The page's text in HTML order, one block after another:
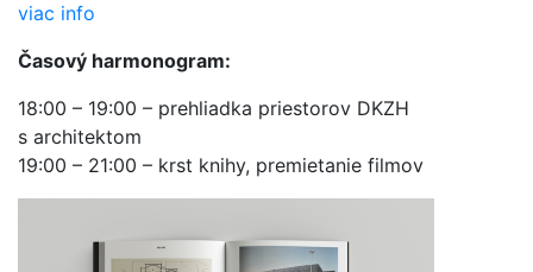
viac info
Časový harmonogram:
18:00 – 19:00 – prehliadka priestorov DKZH
s architektom
19:00 – 21:00 – krst knihy, premietanie filmov